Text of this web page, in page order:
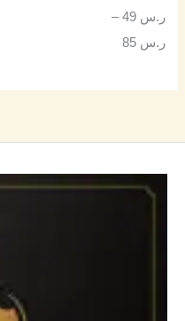
ر.س 49
–
ر.س 85